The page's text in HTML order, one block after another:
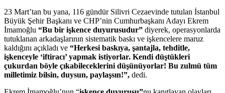
23 Mart’tan bu yana, 116 gündür Silivri Cezaevinde tutulan İstanbul
Büyük Şehir Başkanı ve CHP’nin Cumhurbaşkanı Adayı Ekrem
İmamoğlu “Bu bir işkence duyurusudur” diyerek, operasyonlarda
tutuklanan arkadaşlarının sistematik baskı ve işkencelere maruz
kaldığını açıkladı ve “Herkesi baskıya, şantajla, tehditle,
işkenceyle ‘iftiracı’ yapmak istiyorlar. Kendi düştükleri
çukurdan böyle çıkabileceklerini düşünüyorlar! Bu zulmü tüm
milletimiz bilsin, duysun, paylaşsın!”, dedi.